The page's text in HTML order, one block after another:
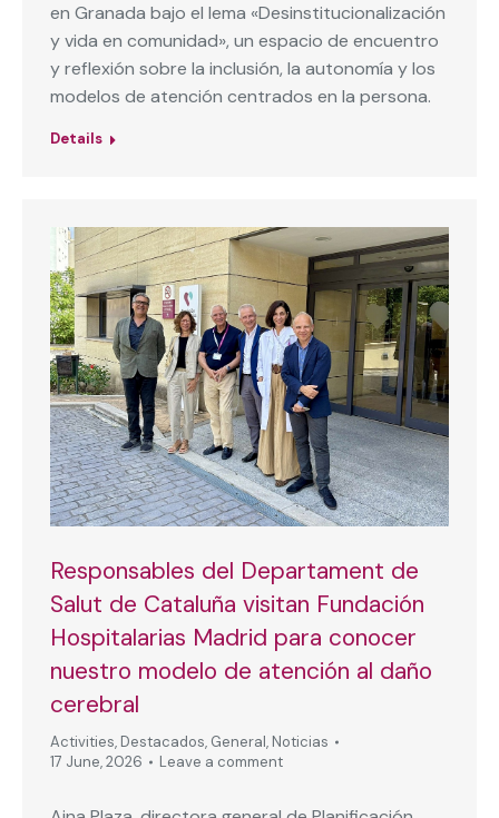
en Granada bajo el lema «Desinstitucionalización
y vida en comunidad», un espacio de encuentro
y reflexión sobre la inclusión, la autonomía y los
modelos de atención centrados en la persona.
Details
Responsables del Departament de
Salut de Cataluña visitan Fundación
Hospitalarias Madrid para conocer
nuestro modelo de atención al daño
cerebral
Activities, Destacados, General, Noticias
17 June, 2026
Leave a comment